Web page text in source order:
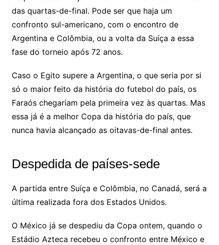
das quartas-de-final. Pode ser que haja um
confronto sul-americano, com o encontro de
Argentina e Colômbia, ou a volta da Suíça a essa
fase do torneio após 72 anos.
Caso o Egito supere a Argentina, o que seria por si
só o maior feito da história do futebol do país, os
Faraós chegariam pela primeira vez às quartas. Mas
essa já é a melhor Copa da história do país, que
nunca havia alcançado as oitavas-de-final antes.
Despedida de países-sede
A partida entre Suíça e Colômbia, no Canadá, será a
última realizada fora dos Estados Unidos.
O México já se despediu da Copa ontem, quando o
Estádio Azteca recebeu o confronto entre México e